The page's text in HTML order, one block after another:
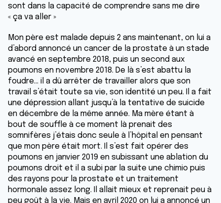
sont dans la capacité de comprendre sans me dire
« ça va aller »
Mon père est malade depuis 2 ans maintenant, on lui a
d’abord annoncé un cancer de la prostate à un stade
avancé en septembre 2018, puis un second aux
poumons en novembre 2018. De là s’est abattu la
foudre... il a dû arrêter de travailler alors que son
travail s’était toute sa vie, son identité un peu. Il a fait
une dépression allant jusqu’à la tentative de suicide
en décembre de la même année. Ma mère étant à
bout de souffle à ce moment là prenait des
somnifères j’étais donc seule à l’hôpital en pensant
que mon père était mort. Il s’est fait opérer des
poumons en janvier 2019 en subissant une ablation du
poumons droit et il a subi par la suite une chimio puis
des rayons pour la prostate et un traitement
hormonale assez long. Il allait mieux et reprenait peu à
peu goût à la vie. Mais en avril 2020 on lui a annoncé un